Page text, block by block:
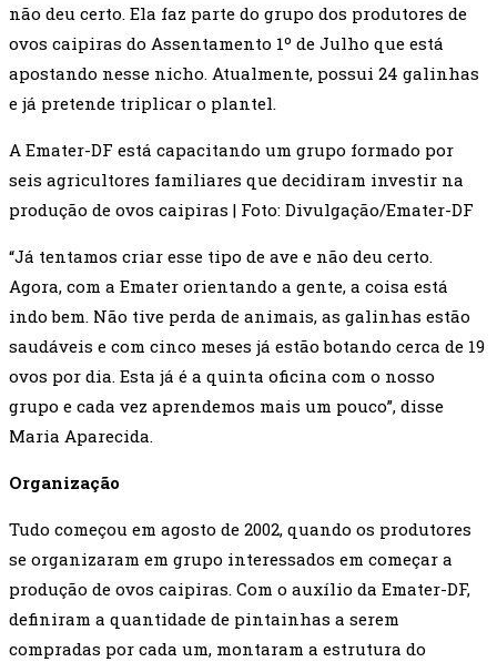
não deu certo. Ela faz parte do grupo dos produtores de
ovos caipiras do Assentamento 1º de Julho que está
apostando nesse nicho. Atualmente, possui 24 galinhas
e já pretende triplicar o plantel.
A Emater-DF está capacitando um grupo formado por
seis agricultores familiares que decidiram investir na
produção de ovos caipiras | Foto: Divulgação/Emater-DF
“Já tentamos criar esse tipo de ave e não deu certo.
Agora, com a Emater orientando a gente, a coisa está
indo bem. Não tive perda de animais, as galinhas estão
saudáveis e com cinco meses já estão botando cerca de 19
ovos por dia. Esta já é a quinta oficina com o nosso
grupo e cada vez aprendemos mais um pouco”, disse
Maria Aparecida.
Organização
Tudo começou em agosto de 2002, quando os produtores
se organizaram em grupo interessados em começar a
produção de ovos caipiras. Com o auxílio da Emater-DF,
definiram a quantidade de pintainhas a serem
compradas por cada um, montaram a estrutura do